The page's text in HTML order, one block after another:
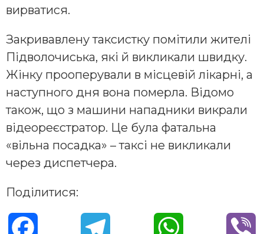
вирватися.
Закривавлену таксистку помітили жителі
Підволочиська, які й викликали швидку.
Жінку прооперували в місцевій лікарні, а
наступного дня вона померла. Відомо
також, що з машини нападники викрали
відеореєстратор. Це була фатальна
«вільна посадка» – таксі не викликали
через диспетчера.
Поділитися: